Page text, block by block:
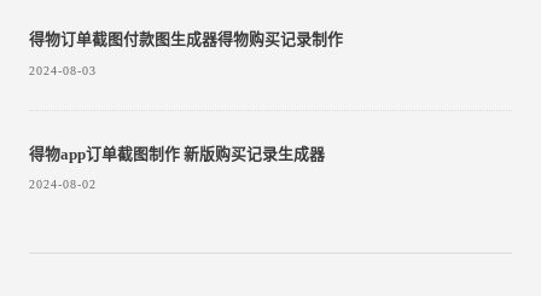
得物订单截图付款图生成器得物购买记录制作
2024-08-03
得物app订单截图制作 新版购买记录生成器
2024-08-02